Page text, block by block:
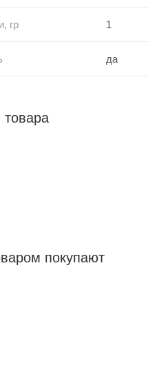
гр 1
да
товара
покупают